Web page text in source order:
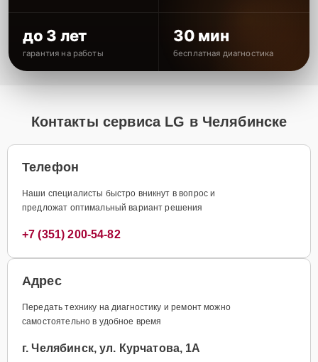
до 3 лет
гарантия на работы
30 мин
бесплатная диагностика
Контакты сервиса LG в Челябинске
Телефон
Наши специалисты быстро вникнут в вопрос и
предложат оптимальный вариант решения
+7 (351) 200-54-82
Адрес
Передать технику на диагностику и ремонт можно
самостоятельно в удобное время
г. Челябинск, ул. Курчатова, 1А